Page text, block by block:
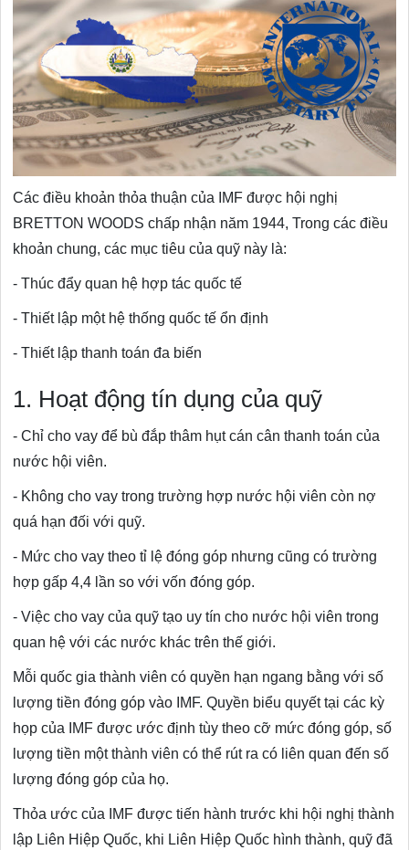
Các điều khoản thỏa thuận của IMF được hội nghị
BRETTON WOODS chấp nhận năm 1944, Trong các điều
khoản chung, các mục tiêu của quỹ này là:
- Thúc đẩy quan hệ hợp tác quốc tế
- Thiết lập một hệ thống quốc tế ổn định
- Thiết lập thanh toán đa biến
1. Hoạt động tín dụng của quỹ
- Chỉ cho vay để bù đắp thâm hụt cán cân thanh toán của
nước hội viên.
- Không cho vay trong trường hợp nước hội viên còn nợ
quá hạn đối với quỹ.
- Mức cho vay theo tỉ lệ đóng góp nhưng cũng có trường
hợp gấp 4,4 lần so với vốn đóng góp.
- Việc cho vay của quỹ tạo uy tín cho nước hội viên trong
quan hệ với các nước khác trên thế giới.
Mỗi quốc gia thành viên có quyền hạn ngang bằng với số
lượng tiền đóng góp vào IMF. Quyền biểu quyết tại các kỳ
họp của IMF được ước định tùy theo cỡ mức đóng góp, số
lượng tiền một thành viên có thể rút ra có liên quan đến số
lượng đóng góp của họ.
Thỏa ước của IMF được tiến hành trước khi hội nghị thành
lập Liên Hiệp Quốc, khi Liên Hiệp Quốc hình thành, quỹ đã